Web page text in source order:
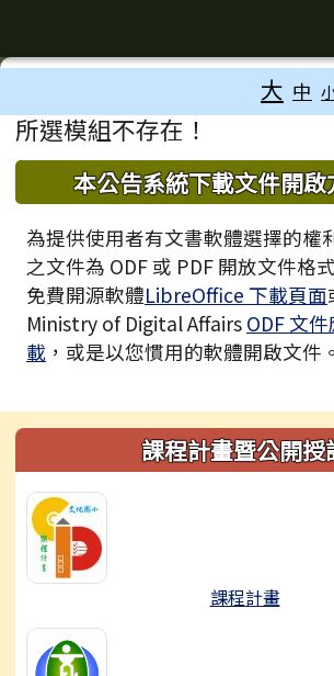
臺南市歸仁區文化國小
大 中
主內容區域
所選模組不存在！
下中區域內容
本公告系統下載文件開啟
為提供使用者有文書軟體選擇的權
之文件為 ODF 或 PDF 開放文件格
免費開源軟體LibreOffice 下載頁面
Ministry of Digital Affairs ODF 文
載 ，或是以您慣用的軟體開啟文件。
左邊區域內容課程計畫暨公開授
課程計畫
頁尾區域